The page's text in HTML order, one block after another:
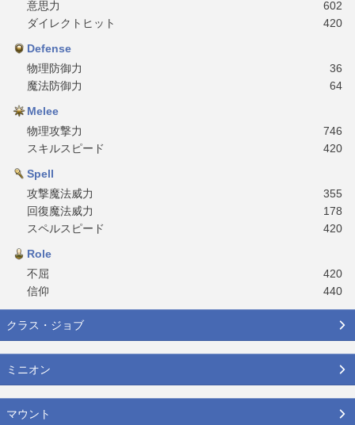
意思力
602
ダイレクトヒット
420
Defense
物理防御力
36
魔法防御力
64
Melee
物理攻撃力
746
スキルスピード
420
Spell
攻撃魔法威力
355
回復魔法威力
178
スペルスピード
420
Role
不屈
420
信仰
440
クラス・ジョブ
ミニオン
マウント